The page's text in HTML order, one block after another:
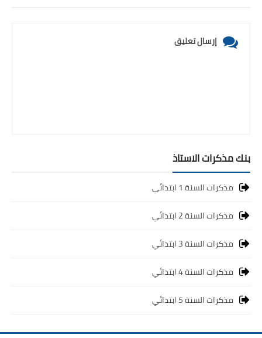
إرسال تعليق
بنك مذكرات الاستاذ
مذكرات السنة 1 ابتدائي
مذكرات السنة 2 ابتدائي
مذكرات السنة 3 ابتدائي
مذكرات السنة 4 ابتدائي
مذكرات السنة 5 ابتدائي